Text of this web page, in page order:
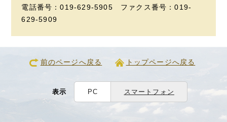
電話番号：019-629-5905 ファクス番号：019-
629-5909
前のページへ戻る トップページへ戻る
表示 PC スマートフォン